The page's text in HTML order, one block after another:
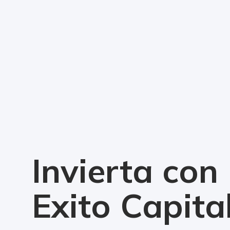
Invierta con
Exito